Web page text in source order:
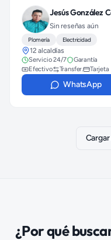
Jesús González
Sin reseñas aún
Plomería Electricidad
12 alcaldías
Servicio 24/7
Garantía
Efectivo
Transfer. Tarjeta
WhatsApp
¿Por qué